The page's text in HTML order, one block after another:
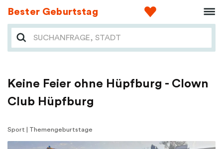
Bester Geburtstag
Keine Feier ohne Hüpfburg - Clown
Club Hüpfburg
Sport | Themengeburtstage